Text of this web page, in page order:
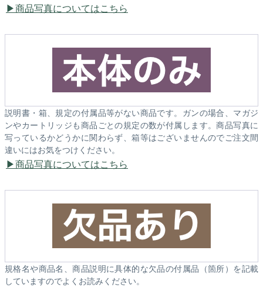
商品写真についてはこちら
説明書・箱、規定の付属品等がない商品です。ガンの場合、マガジ
ンやカートリッジも商品ごとの規定の数が付属します。商品写真に
写っているかどうかに関わらず、箱等はございませんのでご注文間
違いにはお気をつけください。
商品写真についてはこちら
規格名や商品名、商品説明に具体的な欠品の付属品（箇所）を記載
していますのでよくお読みください。